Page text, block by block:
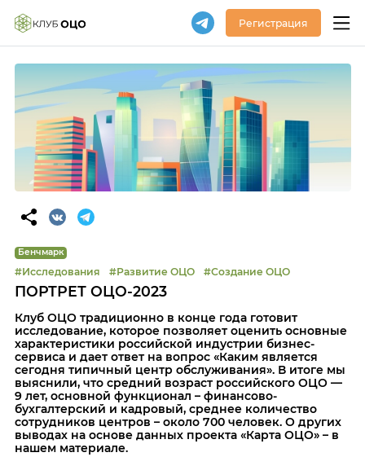
Регистрация
Бенчмарк
#Исследования #Развитие ОЦО #Создание ОЦО
ПОРТРЕТ ОЦО-2023
Клуб ОЦО традиционно в конце года готовит
исследование, которое позволяет оценить основные
характеристики российской индустрии бизнес-
сервиса и дает ответ на вопрос «Каким является
сегодня типичный центр обслуживания». В итоге мы
выяснили, что средний возраст российского ОЦО —
9 лет, основной функционал – финансово-
бухгалтерский и кадровый, среднее количество
сотрудников центров – около 700 человек. О других
выводах на основе данных проекта «Карта ОЦО» – в
нашем материале.